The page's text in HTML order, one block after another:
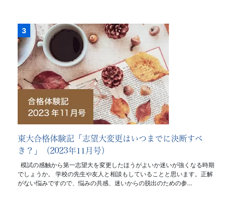
東大合格体験記「志望大変更はいつまでに決断すべ
き？」（2023年11月号）
模試の感触から第一志望大を変更したほうがよいか迷いが強くなる時期
でしょうか。 学校の先生や友人と相談もしていることと思います。正解
がない悩みですので、悩みの共感、迷いからの脱出のための参…